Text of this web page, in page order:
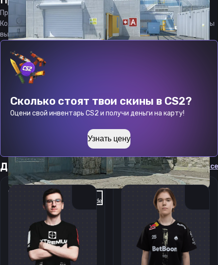
Previous slide Next slide
Прицел XpG является актуальным на
09.08.2026
Код прицела
CS 2 стараемся еженедельно обновлять, чтобы
вы могли играть с актуальными настройками игрока.
Сколько стоят твои скины в CS2?
Оцени свой инвентарь CS2 и получи деньги на карту!
Узнать цену
Другие прицелы Cмотреть все